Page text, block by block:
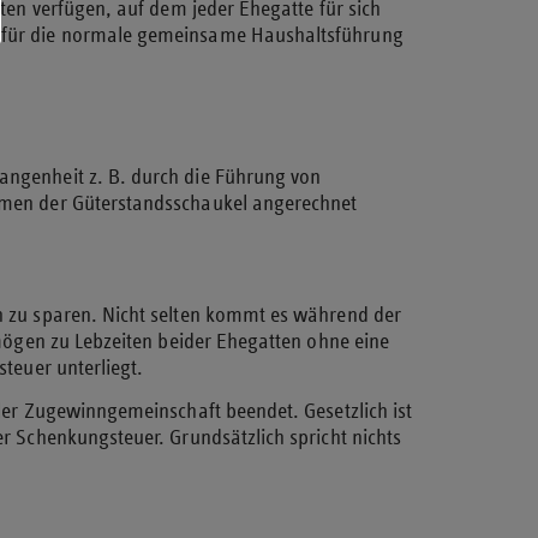
verfügen, auf dem jeder Ehegatte für sich
die normale gemeinsame Haushaltsführung
z. B. durch die Führung von
der Güterstandsschaukel angerechnet
sparen. Nicht selten kommt es während der
zu Lebzeiten beider Ehegatten ohne eine
unterliegt.
Zugewinngemeinschaft beendet. Gesetzlich ist
Grundsätzlich spricht nichts